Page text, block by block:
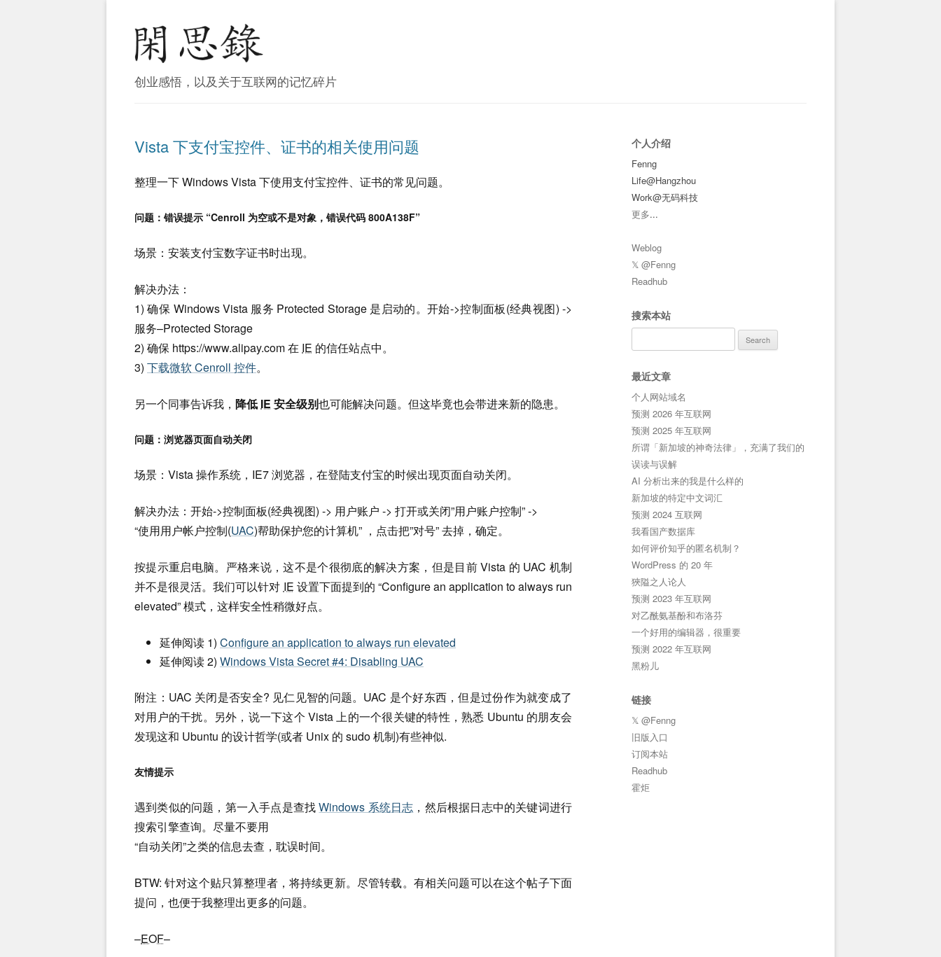
创业感悟，以及关于互联网的记忆碎片
Vista 下支付宝控件、证书的相关使用问题
整理一下 Windows Vista 下使用支付宝控件、证书的常见问题。
问题：错误提示 “Cenroll 为空或不是对象，错误代码 800A138F”
场景：安装支付宝数字证书时出现。
解决办法：
1) 确保 Windows Vista 服务 Protected Storage 是启动的。开始->控制面板(经典视图) ->
服务–Protected Storage
2) 确保 https://www.alipay.com 在 IE 的信任站点中。
3) 下载微软 Cenroll 控件。
另一个同事告诉我， 降低 IE 安全级别也可能解决问题。但这毕竟也会带进来新的隐患。
问题：浏览器页面自动关闭
场景：Vista 操作系统，IE7 浏览器，在登陆支付宝的时候出现页面自动关闭。
解决办法：开始->控制面板(经典视图) -> 用户账户 -> 打开或关闭”用户账户控制” ->
“使用用户帐户控制(UAC)帮助保护您的计算机” ，点击把”对号” 去掉，确定。
按提示重启电脑。严格来说，这不是个很彻底的解决方案，但是目前 Vista 的 UAC 机制
并不是很灵活。我们可以针对 IE 设置下面提到的 “Configure an application to always run
elevated” 模式，这样安全性稍微好点。
延伸阅读 1) Configure an application to always run elevated
延伸阅读 2) Windows Vista Secret #4: Disabling UAC
附注：UAC 关闭是否安全? 见仁见智的问题。UAC 是个好东西，但是过份作为就变成了
对用户的干扰。另外，说一下这个 Vista 上的一个很关键的特性，熟悉 Ubuntu 的朋友会
发现这和 Ubuntu 的设计哲学(或者 Unix 的 sudo 机制)有些神似.
友情提示
遇到类似的问题，第一入手点是查找Windows 系统日志 ，然后根据日志中的关键词进行
搜索引擎查询。尽量不要用
“自动关闭”之类的信息去查，耽误时间。
BTW: 针对这个贴只算整理者，将持续更新。尽管转载。有相关问题可以在这个帖子下面
提问，也便于我整理出更多的问题。
–EOF–
个人介绍
Fenng
Life@Hangzhou
Work@无码科技
更多...
Weblog
𝕏 @Fenng
Readhub
搜索本站
for:
最近文章
个人网站域名
预测 2026 年互联网
预测 2025 年互联网
所谓「新加坡的神奇法律」，充满了我们的
误读与误解
AI 分析出来的我是什么样的
新加坡的特定中文词汇
预测 2024 互联网
我看国产数据库
如何评价知乎的匿名机制？
WordPress 的 20 年
狹隘之人论人
预测 2023 年互联网
对乙酰氨基酚和布洛芬
一个好用的编辑器，很重要
预测 2022 年互联网
黑粉儿
链接
𝕏 @Fenng
旧版入口
订阅本站
Readhub
霍炬